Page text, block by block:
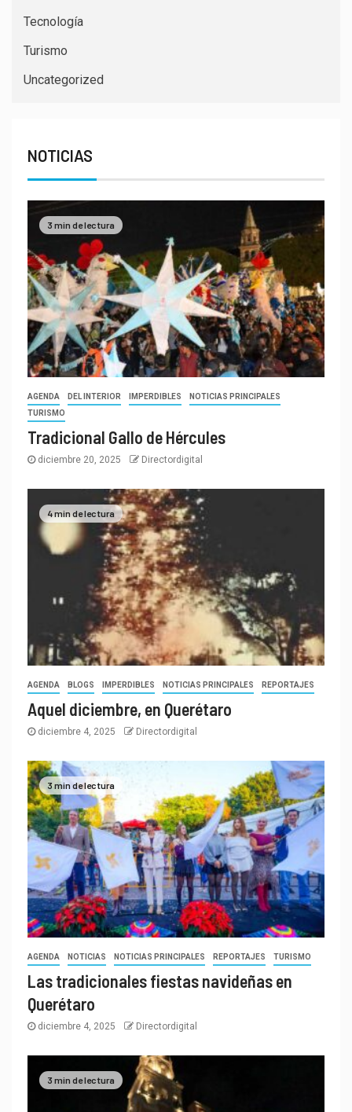
Tecnología
Turismo
Uncategorized
NOTICIAS
3 min de lectura
AGENDA DEL INTERIOR IMPERDIBLES
NOTICIAS PRINCIPALES
TURISMO
Tradicional Gallo de Hércules
diciembre 20, 2025 Directordigital
4 min de lectura
AGENDA BLOGS IMPERDIBLES NOTICIAS PRINCIPALES REPORTAJES
Aquel diciembre, en Querétaro
diciembre 4, 2025 Directordigital
3 min de lectura
AGENDA NOTICIAS NOTICIAS PRINCIPALES REPORTAJES TURISMO
Las tradicionales fiestas navideñas en
Querétaro
diciembre 4, 2025 Directordigital
3 min de lectura